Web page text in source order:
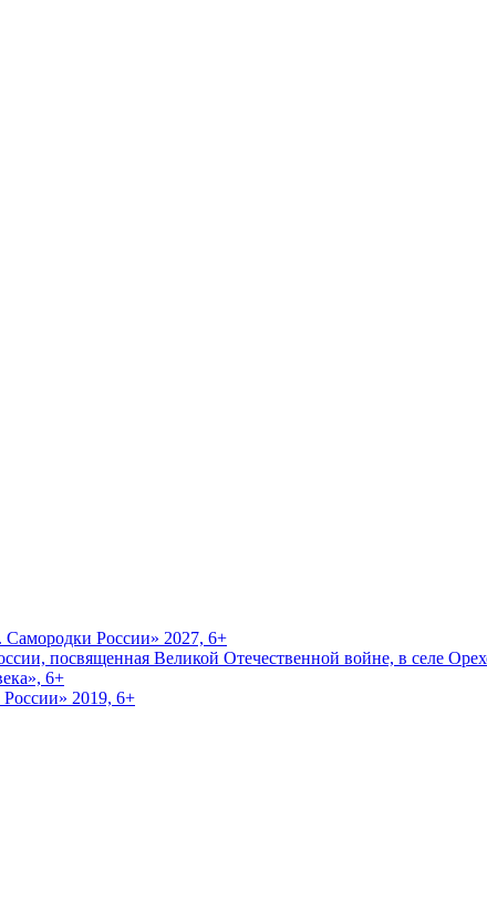
Самородки России» 2027, 6+
посвященная Великой Отечественной войне, в селе
6+
2019, 6+